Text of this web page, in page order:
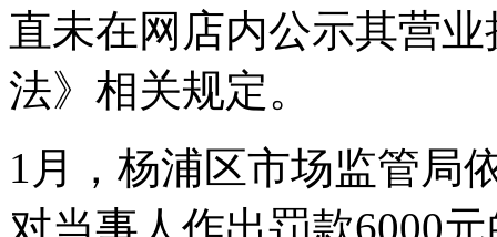
直未在网店内公示其营
法》相关规定。
1月，杨浦区市场监管局